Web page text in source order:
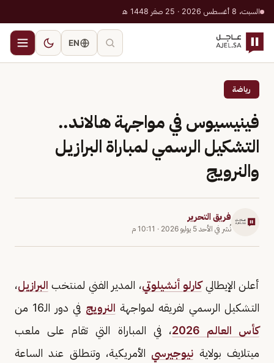
السبت، 8 أغسطس 2026 · 25 صفر 1448 هـ
EN
رياضة
فينيسيوس في مواجهة هالاند..
التشكيل الرسمي لمباراة البرازيل
والنرويج
فريق التحرير
نُشر في الأحد 5 يوليو 2026 · 10:11 م
أعلن الإيطاليكارلو أنشيلوتي، المدير الفني لمنتخب البرازيل،
التشكيل الرسمي لفريقه لمواجهة النرويج في دور الـ16 من
كأس العالم 2026
، في المباراة التي تقام على ملعب
ميتلايف بولاية نيوجيرسي الأمريكية، وتنطلق عند الساعة